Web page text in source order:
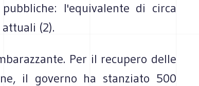
l'equivalente di circa
(2).
Per il recupero delle
il governo ha stanziato 500